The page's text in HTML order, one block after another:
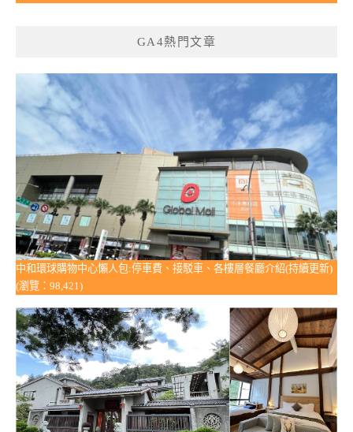
GA4熱門文章
中和環球購物中心懶人包:停車費、接駁車、各樓層餐廳介紹(持續更新)
(瀏覽：98,421)